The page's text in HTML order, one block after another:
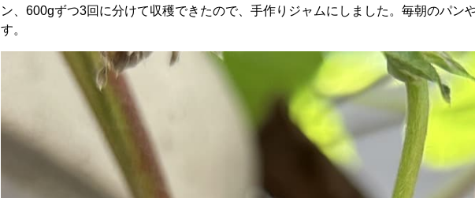
ン、600gずつ3回に分けて収穫できたので、手作りジャムにしました。毎朝のパン
す。